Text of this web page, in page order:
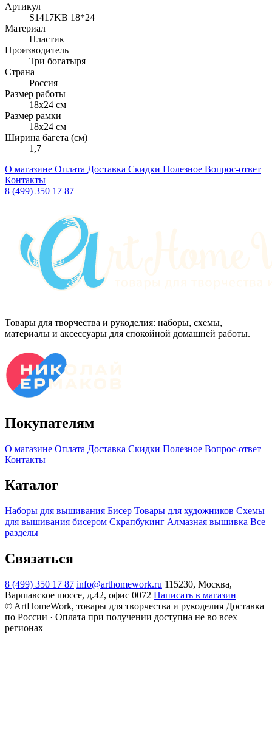
Артикул
S1417KB 18*24
Материал
Пластик
Производитель
Три богатыря
Страна
Россия
Размер работы
18x24 см
Размер рамки
18х24 см
Ширина багета (см)
1,7
О магазине Оплата Доставка Скидки Полезное Вопрос-ответ
Контакты
8 (499) 350 17 87
Товары для творчества и рукоделия: наборы, схемы,
материалы и аксессуары для спокойной домашней работы.
Покупателям
О магазине Оплата Доставка Скидки Полезное Вопрос-ответ
Контакты
Каталог
Наборы для вышивания Бисер Товары для художников Схемы
для вышивания бисером Скрапбукинг Алмазная вышивка Все
разделы
Связаться
8 (499) 350 17 87 info@arthomework.ru 115230, Москва,
Варшавское шоссе, д.42, офис 0072 Написать в магазин
© ArtHomeWork, товары для творчества и рукоделия Доставка
по России · Оплата при получении доступна не во всех
регионах